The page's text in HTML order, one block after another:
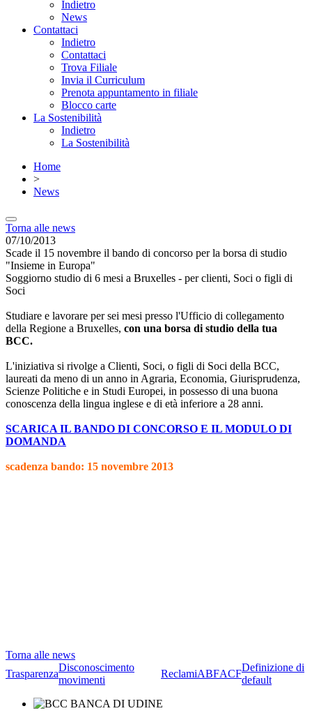
Indietro
News
Contattaci
Indietro
Contattaci
Trova Filiale
Invia il Curriculum
Prenota appuntamento in filiale
Blocco carte
La Sostenibilità
Indietro
La Sostenibilità
Home
>
News
Torna alle news
07/10/2013
Scade il 15 novembre il bando di concorso per la borsa di studio
"Insieme in Europa"
Soggiorno studio di 6 mesi a Bruxelles - per clienti, Soci o figli di
Soci
Studiare e lavorare per sei mesi presso l'Ufficio di collegamento
della Regione a Bruxelles, con una borsa di studio della tua
BCC.
L'iniziativa si rivolge a Clienti, Soci, o figli di Soci della BCC,
laureati da meno di un anno in Agraria, Economia, Giurisprudenza,
Scienze Politiche e in Studi Europei, in possesso di una buona
conoscenza della lingua inglese e di età inferiore a 28 anni.
SCARICA IL BANDO DI CONCORSO E IL MODULO DI
DOMANDA
scadenza bando: 15 novembre 2013
Torna alle news
Trasparenza
Disconoscimento
movimenti
ReclamiABFACF
Definizione di
default